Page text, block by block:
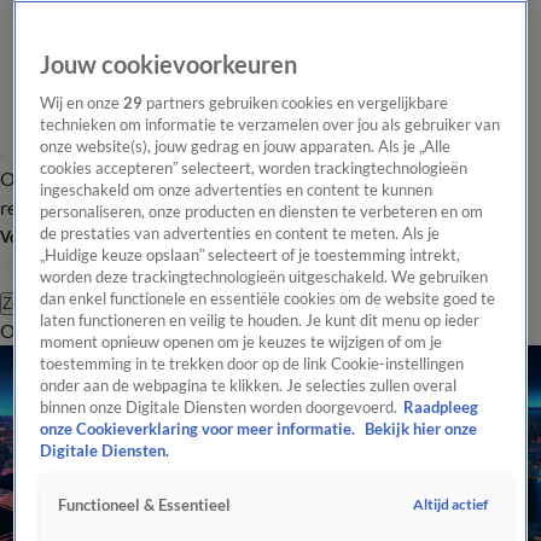
Overzicht Laatste nieuws Regionieuws Het beste van Hart
Tip de
redactie
Volg Hart van Nederland
Zoeken
OverzichtRegioUitzendingenWeerTip de redactiePanelVideo's
Jouw cookievoorkeuren
Wij en onze29 partners gebruiken cookies en vergelijkbare
technieken om informatie te verzamelen over jou als gebruiker van
onze website(s), jouw gedrag en jouw apparaten. Als je „Alle
cookies accepteren” selecteert, worden trackingtechnologieën
ingeschakeld om onze advertenties en content te kunnen
personaliseren, onze producten en diensten te verbeteren en om
de prestaties van advertenties en content te meten. Als je
„Huidige keuze opslaan” selecteert of je toestemming intrekt,
worden deze trackingtechnologieën uitgeschakeld. We gebruiken
dan enkel functionele en essentiële cookies om de website goed te
laten functioneren en veilig te houden. Je kunt dit menu op ieder
moment opnieuw openen om je keuzes te wijzigen of om je
toestemming in te trekken door op de link Cookie-instellingen
onder aan de webpagina te klikken. Je selecties zullen overal
binnen onze Digitale Diensten worden doorgevoerd. Raadpleeg
onze Cookieverklaring voor meer informatie.
Bekijk hier onze
Digitale Diensten.
Functioneel & Essentieel Altijd actief